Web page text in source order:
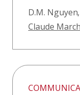
D.M. Nguyen,
Claude